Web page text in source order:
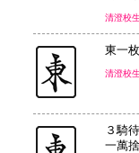
清澄
東一
清澄
３騎
一萬